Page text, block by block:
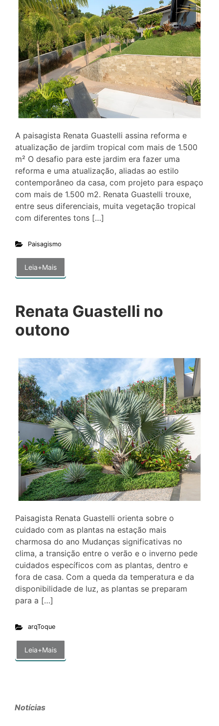
A paisagista Renata Guastelli assina reforma e
atualização de jardim tropical com mais de 1.500
m² O desafio para este jardim era fazer uma
reforma e uma atualização, aliadas ao estilo
contemporâneo da casa, com projeto para espaço
com mais de 1.500 m2. Renata Guastelli trouxe,
entre seus diferenciais, muita vegetação tropical
com diferentes tons […]
Paisagismo
Leia+Mais
Renata Guastelli no
outono
Paisagista Renata Guastelli orienta sobre o
cuidado com as plantas na estação mais
charmosa do ano Mudanças significativas no
clima, a transição entre o verão e o inverno pede
cuidados específicos com as plantas, dentro e
fora de casa. Com a queda da temperatura e da
disponibilidade de luz, as plantas se preparam
para a […]
arqToque
Leia+Mais
Notícias